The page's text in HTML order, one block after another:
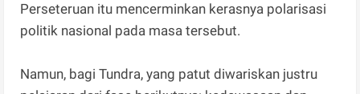
Perseteruan itu mencerminkan kerasnya polarisasi
politik nasional pada masa tersebut.
Namun, bagi Tundra, yang patut diwariskan justru